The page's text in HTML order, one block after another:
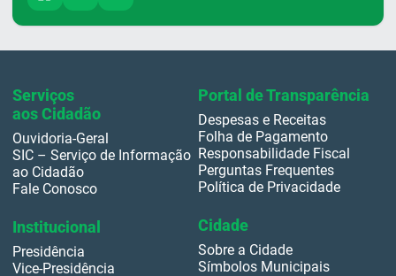
Serviços
aos Cidadão
Ouvidoria-Geral
SIC – Serviço de Informação
ao Cidadão
Fale Conosco
Institucional
Presidência
Vice-Presidência
Portal de Transparência
Despesas e Receitas
Folha de Pagamento
Responsabilidade Fiscal
Perguntas Frequentes
Política de Privacidade
Cidade
Sobre a Cidade
Símbolos Municipais